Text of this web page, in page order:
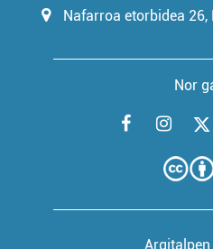
Nafarroa etorbidea
Nor